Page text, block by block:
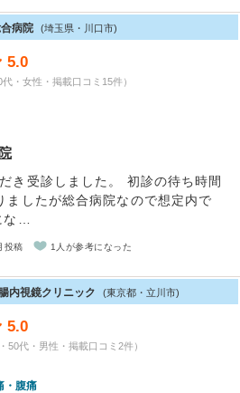
病院 (埼玉県・川口市)
5.0
・女性・掲載口コミ15件）
き受診しました。 初診の待ち時間
ましたが総合病院なので想定内で
な…
投稿 1人が参考になった
内視鏡クリニック (東京都・立川市)
5.0
50代・男性・掲載口コミ2件）
・腹痛